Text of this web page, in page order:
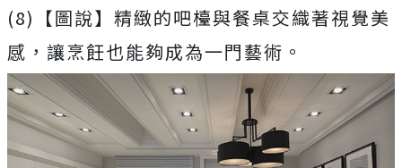
(8)【圖說】精緻的吧檯與餐桌交織著視覺美
感，讓烹飪也能夠成為一門藝術。